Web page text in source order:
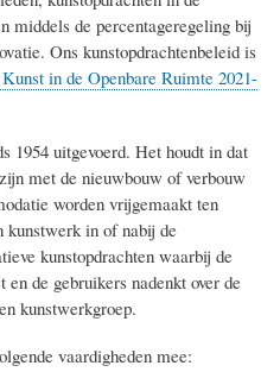
middels de percentageregeling bij
Ons kunstopdrachtenbeleid is
in de Openbare Ruimte 2021-
1954 uitgevoerd. Het houdt in dat
met de nieuwbouw of verbouw
worden vrijgemaakt ten
kunstwerk in of nabij de
kunstopdrachten waarbij de
de gebruikers nadenkt over de
kunstwerkgroep.
vaardigheden mee: